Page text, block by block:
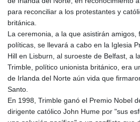
para reconciliar a los protestantes y
británica.
La ceremonia, a la que asistirán amigos,
políticas, se llevará a cabo en la Iglesia
Hill en Lisburn, al suroeste de Belfast, a
Trimble, político unionista británico, era
de Irlanda del Norte aún vida que
Santo.
En 1998, Trimble ganó el Premio Nobel
dirigente católico John Hume por "sus